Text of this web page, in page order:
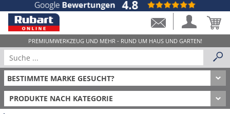
PRODUKTE NACH KATEGORIE